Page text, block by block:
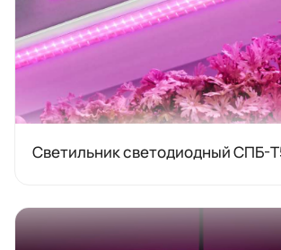
Светильник светодиодный СПБ-